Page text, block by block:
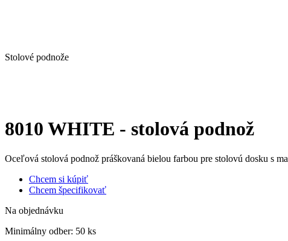
Stolové podnože
8010 WHITE - stolová podnož
Oceľová stolová podnož práškovaná bielou farbou pre stolovú dosku s
Chcem si kúpiť
Chcem špecifikovať
Na objednávku
Minimálny odber: 50 ks